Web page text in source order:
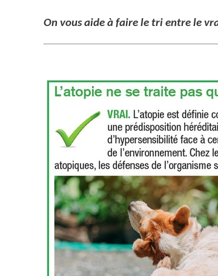
On vous aide à faire le tri entre le